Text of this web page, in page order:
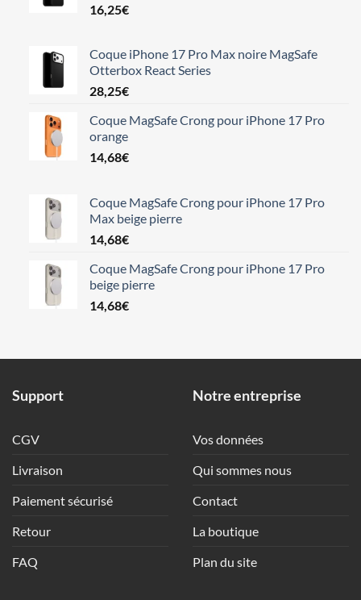
16,25€
Coque iPhone 17 Pro Max noire MagSafe
Otterbox React Series
28,25€
Coque MagSafe Crong pour iPhone 17 Pro
orange
14,68€
Coque MagSafe Crong pour iPhone 17 Pro
Max beige pierre
14,68€
Coque MagSafe Crong pour iPhone 17 Pro
beige pierre
14,68€
Support
CGV
Livraison
Paiement sécurisé
Retour
FAQ
Notre entreprise
Vos données
Qui sommes nous
Contact
La boutique
Plan du site